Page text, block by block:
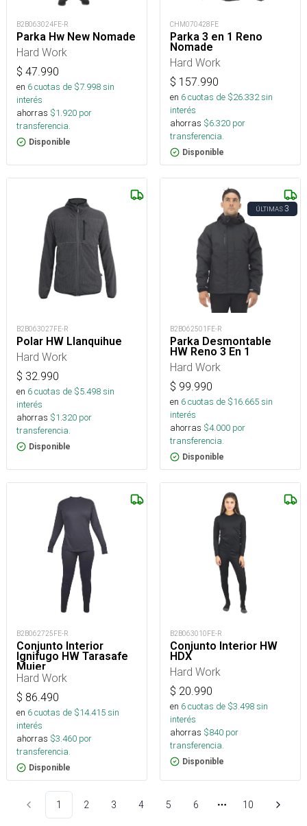
B2B063024FE-R
Parka Hw New Nomade
Hard Work
$ 47.990
en 6cuotas de $7.998sin
interés
ahorras $1.920 por
transferencia.
Disponible
CHM070428FE
Parka 3 en 1 Reno
Nomade
Hard Work
$ 157.990
en 6cuotas de $26.332sin
interés
ahorras $6.320 por
transferencia.
Disponible
B2B063027FE-R
Polar HW Llanquihue
Hard Work
$ 32.990
en 6cuotas de $5.498sin
interés
ahorras $1.320 por
transferencia.
Disponible
ÚLTIMAS3
B2B062501FE-R
Parka Desmontable
HW Reno 3 En 1
Hard Work
$ 99.990
en 6cuotas de $16.665sin
interés
ahorras $4.000 por
transferencia.
Disponible
B2B062725FE-R
Conjunto Interior
Ignifugo HW Tarasafe
Mujer
Hard Work
$ 86.490
en 6cuotas de $14.415sin
interés
ahorras $3.460 por
transferencia.
Disponible
B2B063010FE-R
Conjunto Interior HW
HDX
Hard Work
$ 20.990
en 6cuotas de $3.498sin
interés
ahorras $840 por
transferencia.
Disponible
1 2 3 4 5 6
Más páginas
10